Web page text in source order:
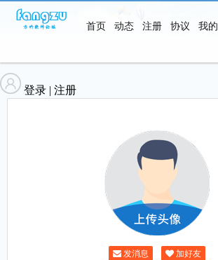
首页 动态 注册 协议 我的
登录 | 注册
发消息 加好友